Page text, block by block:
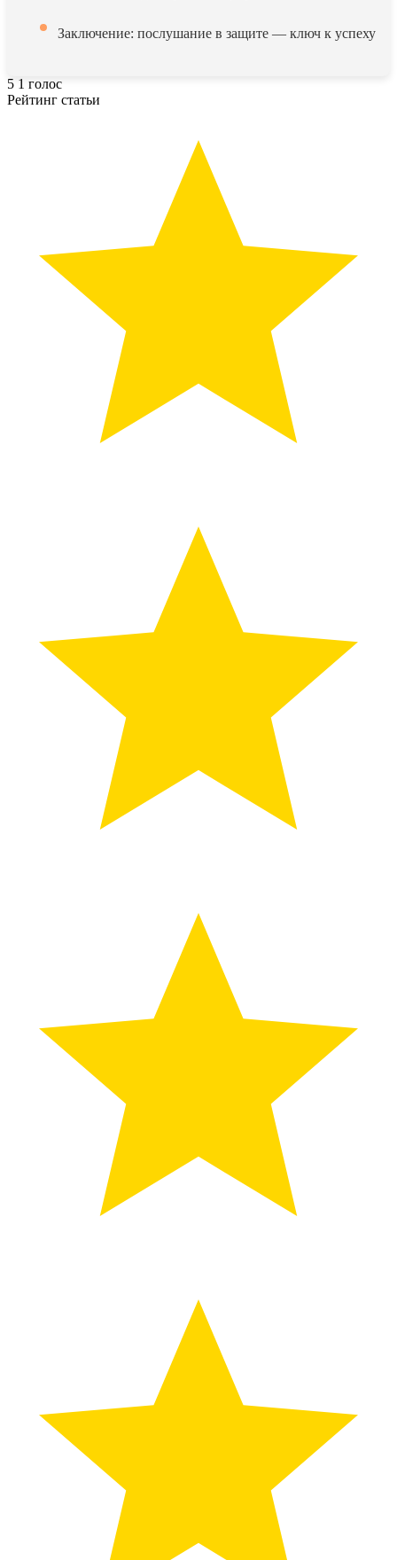
Заключение: послушание в защите — ключ к успеху
5 1 голос
Рейтинг статьи